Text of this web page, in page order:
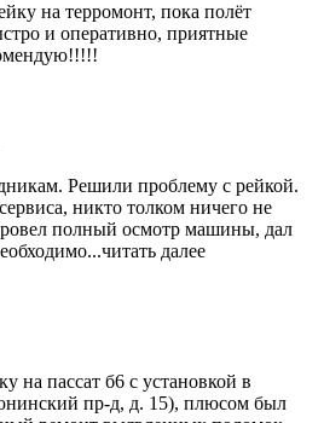
на терромонт, пока полёт
и оперативно, приятные
Решили проблему с рейкой.
никто толком ничего не
полный осмотр машины, дал
далее
на пассат б6 с установкой в
пр-д, д. 15), плюсом был